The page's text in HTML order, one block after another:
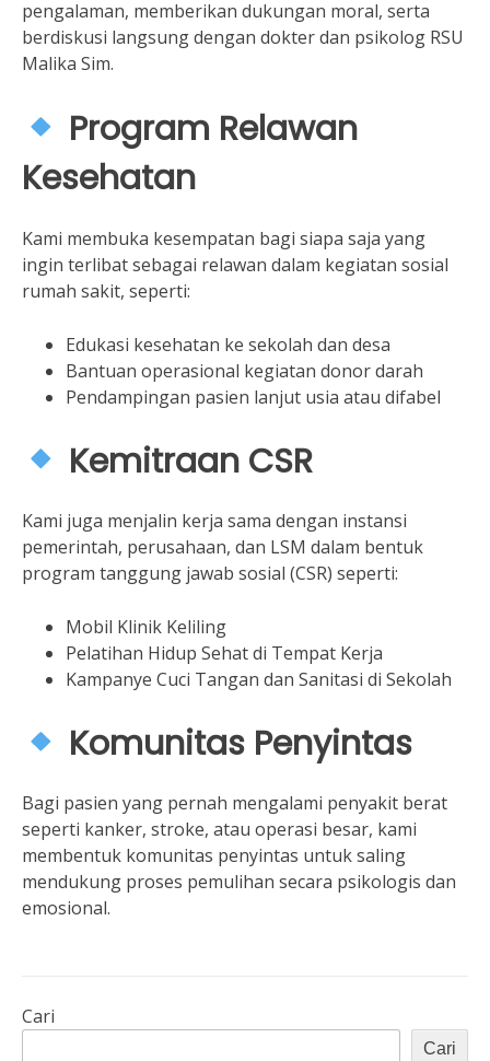
pengalaman, memberikan dukungan moral, serta
berdiskusi langsung dengan dokter dan psikolog RSU
Malika Sim.
Program Relawan
Kesehatan
Kami membuka kesempatan bagi siapa saja yang
ingin terlibat sebagai relawan dalam kegiatan sosial
rumah sakit, seperti:
Edukasi kesehatan ke sekolah dan desa
Bantuan operasional kegiatan donor darah
Pendampingan pasien lanjut usia atau difabel
Kemitraan CSR
Kami juga menjalin kerja sama dengan instansi
pemerintah, perusahaan, dan LSM dalam bentuk
program tanggung jawab sosial (CSR) seperti:
Mobil Klinik Keliling
Pelatihan Hidup Sehat di Tempat Kerja
Kampanye Cuci Tangan dan Sanitasi di Sekolah
Komunitas Penyintas
Bagi pasien yang pernah mengalami penyakit berat
seperti kanker, stroke, atau operasi besar, kami
membentuk komunitas penyintas untuk saling
mendukung proses pemulihan secara psikologis dan
emosional.
Cari
Cari